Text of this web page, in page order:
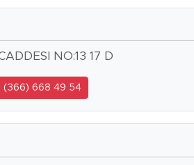
NO:13 17 D
(366) 668 49 54